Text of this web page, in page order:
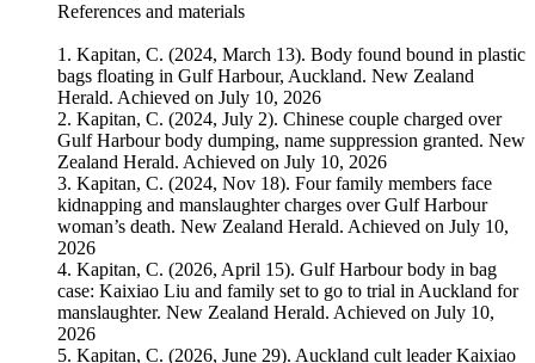
References and materials
1. Kapitan, C. (2024, March 13). Body found bound in plastic
bags floating in Gulf Harbour, Auckland. New Zealand
Herald. Achieved on July 10, 2026
2. Kapitan, C. (2024, July 2). Chinese couple charged over
Gulf Harbour body dumping, name suppression granted. New
Zealand Herald. Achieved on July 10, 2026
3. Kapitan, C. (2024, Nov 18). Four family members face
kidnapping and manslaughter charges over Gulf Harbour
woman’s death. New Zealand Herald. Achieved on July 10,
2026
4. Kapitan, C. (2026, April 15). Gulf Harbour body in bag
case: Kaixiao Liu and family set to go to trial in Auckland for
manslaughter. New Zealand Herald. Achieved on July 10,
2026
5. Kapitan, C. (2026, June 29). Auckland cult leader Kaixiao